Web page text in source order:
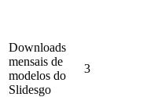
Downloads
mensais de
modelos do
Slidesgo
3